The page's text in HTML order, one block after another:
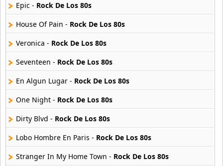
Ment At Work
19 músicas online
Prefab Sprout
19 músicas online
Puro 80s
118 músicas online
Rock 80s
157 músicas online
Rock De Los 80s
116 músicas online
Epic - Rock De Los 80s
House Of Pain - Rock De Los 80s
Veronica - Rock De Los 80s
Seventeen - Rock De Los 80s
En Algun Lugar - Rock De Los 80s
One Night - Rock De Los 80s
Dirty Blvd - Rock De Los 80s
Lobo Hombre En Paris - Rock De Los 80s
Stranger In My Home Town - Rock De Los 80s